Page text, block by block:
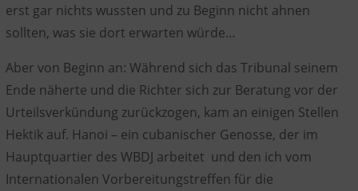
erst gar nichts wussten und zu Beginn nicht ahnen
sollten, was sie dort erwarten würde…
Aber von Beginn an: Während sich das Tribunal seinem
Ende näherte und die Richter sich zur Beratung vor der
Urteilsverkündung zurückzogen, kam an einigen Stellen
Hektik auf. Hanoi – ein cubanischer Genosse, der im
Hauptquartier des WBDJ arbeitet und den ich vom
Internationalen Vorbereitungstreffen für die